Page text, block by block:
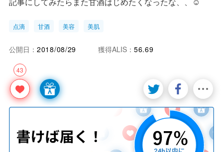
点滴 甘酒 美容 美肌
43
公開日： 2018/08/29 獲得ALIS： 56.69